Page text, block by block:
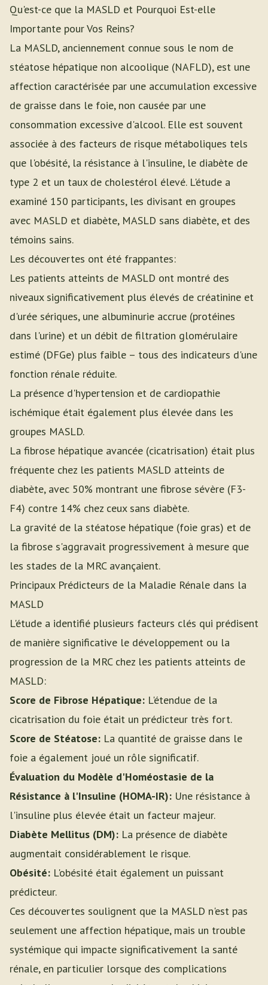
Qu'est-ce que la MASLD et Pourquoi Est-elle
Importante pour Vos Reins?
La MASLD, anciennement connue sous le nom de
stéatose hépatique non alcoolique (NAFLD), est une
affection caractérisée par une accumulation excessive
de graisse dans le foie, non causée par une
consommation excessive d'alcool. Elle est souvent
associée à des facteurs de risque métaboliques tels
que l'obésité, la résistance à l'insuline, le diabète de
type 2 et un taux de cholestérol élevé. L'étude a
examiné 150 participants, les divisant en groupes
avec MASLD et diabète, MASLD sans diabète, et des
témoins sains.
Les découvertes ont été frappantes:
Les patients atteints de MASLD ont montré des
niveaux significativement plus élevés de créatinine et
d'urée sériques, une albuminurie accrue (protéines
dans l'urine) et un débit de filtration glomérulaire
estimé (DFGe) plus faible – tous des indicateurs d'une
fonction rénale réduite.
La présence d'hypertension et de cardiopathie
ischémique était également plus élevée dans les
groupes MASLD.
La fibrose hépatique avancée (cicatrisation) était plus
fréquente chez les patients MASLD atteints de
diabète, avec 50% montrant une fibrose sévère (F3-
F4) contre 14% chez ceux sans diabète.
La gravité de la stéatose hépatique (foie gras) et de
la fibrose s'aggravait progressivement à mesure que
les stades de la MRC avançaient.
Principaux Prédicteurs de la Maladie Rénale dans la
MASLD
L'étude a identifié plusieurs facteurs clés qui prédisent
de manière significative le développement ou la
progression de la MRC chez les patients atteints de
MASLD:
Score de Fibrose Hépatique: L'étendue de la
cicatrisation du foie était un prédicteur très fort.
Score de Stéatose: La quantité de graisse dans le
foie a également joué un rôle significatif.
Évaluation du Modèle d'Homéostasie de la
Résistance à l'Insuline (HOMA-IR): Une résistance à
l'insuline plus élevée était un facteur majeur.
Diabète Mellitus (DM): La présence de diabète
augmentait considérablement le risque.
Obésité: L'obésité était également un puissant
prédicteur.
Ces découvertes soulignent que la MASLD n'est pas
seulement une affection hépatique, mais un trouble
systémique qui impacte significativement la santé
rénale, en particulier lorsque des complications